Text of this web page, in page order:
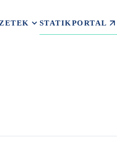
STATIKPORTAL